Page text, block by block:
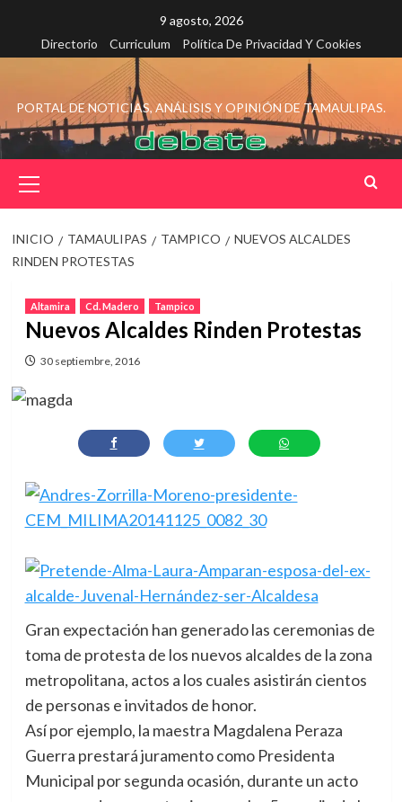
contenido
9 agosto, 2026
Directorio
Curriculum Política De Privacidad Y Cookies
PORTAL DE NOTICIAS, ANÁLISIS Y OPINIÓN DE TAMAULIPAS.
principal
INICIO TAMAULIPAS TAMPICO
NUEVOS ALCALDES
RINDEN PROTESTAS
Altamira Cd. Madero Tampico
Nuevos Alcaldes Rinden Protestas
30 septiembre, 2016
Gran expectación han generado las ceremonias de
toma de protesta de los nuevos alcaldes de la zona
metropolitana, actos a los cuales asistirán cientos
de personas e invitados de honor.
Así por ejemplo, la maestra Magdalena Peraza
Guerra prestará juramento como Presidenta
Municipal por segunda ocasión, durante un acto